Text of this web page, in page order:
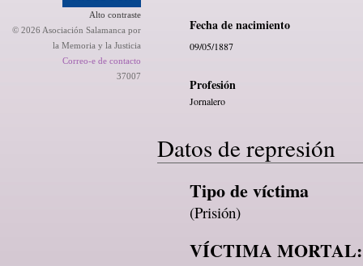
Alto contraste
© 2026 Asociación Salamanca por
la Memoria y la Justicia
Correo-e de contacto
37007
Fecha de nacimiento
09/05/1887
Profesión
Jornalero
Datos de represión
Tipo de víctima
(Prisión)
VÍCTIMA MORTAL: